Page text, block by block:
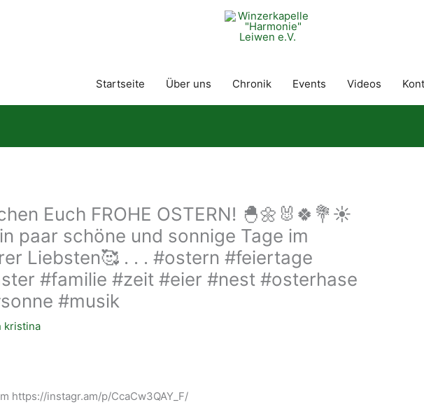
Startseite Über uns Chronik Events Videos
Euch FROHE OSTERN! 🐣🌼🐰🍀💐☀️
paar schöne und sonnige Tage im
Liebsten🥰 . . . #ostern #feiertage
#familie #zeit #eier #nest #osterhase
#musik
kristina
https://instagr.am/p/CcaCw3QAY_F/